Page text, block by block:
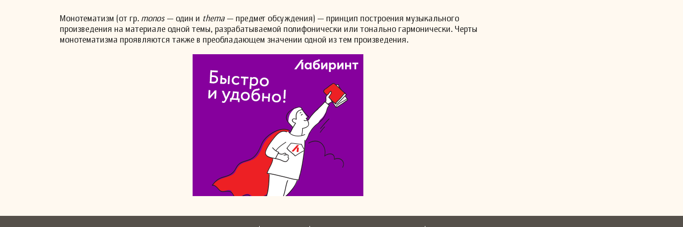
Монотематизм (от гр. monos— один и thema— предмет обсуждения) — принцип построения музыкального
произведения на материале одной темы, разрабатываемой полифонически или тонально гармонически. Черты
монотематизма проявляются также в преобладающем значении одной из тем произведения.